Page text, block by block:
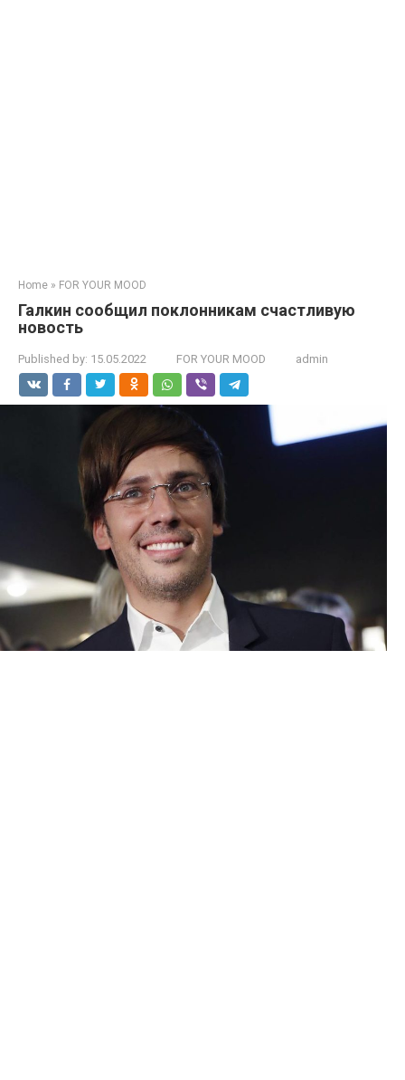
Home » FOR YOUR MOOD
Галкин сообщил поклонникам счастливую
новость
Published by: 15.05.2022 FOR YOUR MOOD admin